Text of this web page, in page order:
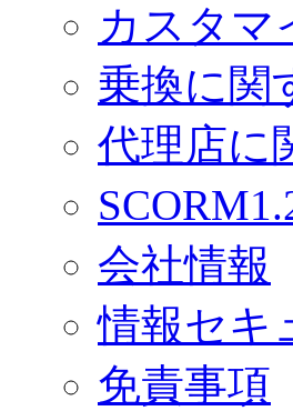
カスタマ
乗換に関
代理店に
会社情報
情報セキ
免責事項